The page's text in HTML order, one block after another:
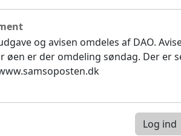
og avisen omdeles af DAO.
er der omdeling søndag. Der er
Log ind